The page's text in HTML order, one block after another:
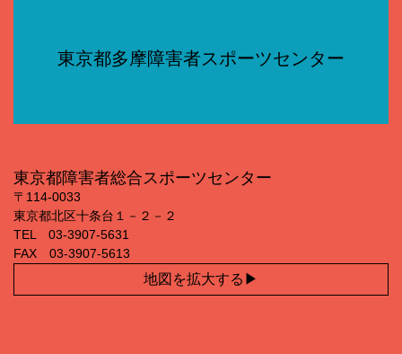
東京都多摩障害者スポーツセンター
東京都障害者総合スポーツセンター
〒114‐0033
東京都北区十条台１－２－２
TEL 03‐3907‐5631
FAX 03‐3907‐5613
地図を拡大する